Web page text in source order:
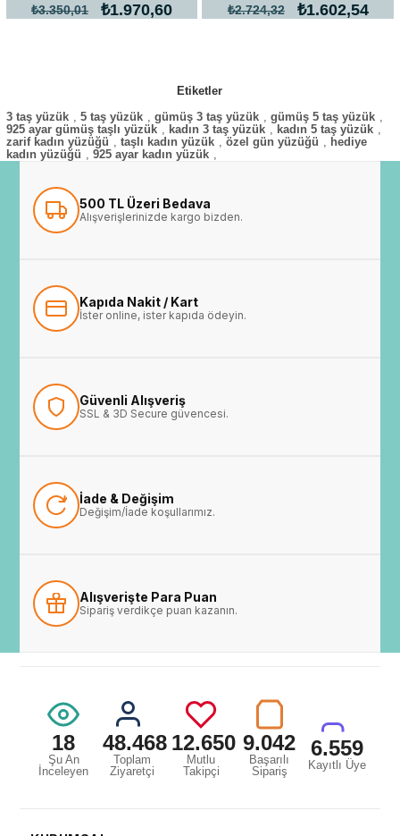
₺1.970,60
₺3.350,01 ₺1.602,54
₺2.724,32
Etiketler
3 taş yüzük , 5 taş yüzük , gümüş 3 taş yüzük , gümüş 5 taş yüzük ,
925 ayar gümüş taşlı yüzük , kadın 3 taş yüzük , kadın 5 taş yüzük ,
zarif kadın yüzüğü , taşlı kadın yüzük , özel gün yüzüğü , hediye
kadın yüzüğü , 925 ayar kadın yüzük ,
500 TL Üzeri Bedava
Alışverişlerinizde kargo bizden.
Kapıda Nakit / Kart
İster online, ister kapıda ödeyin.
Güvenli Alışveriş
SSL & 3D Secure güvencesi.
İade & Değişim
Değişim/İade koşullarımız.
Alışverişte Para Puan
Sipariş verdikçe puan kazanın.
18
Şu An
İnceleyen
48.468
Toplam
Ziyaretçi
12.650
Mutlu
Takipçi
9.042
Başarılı
Sipariş
6.559
Kayıtlı Üye